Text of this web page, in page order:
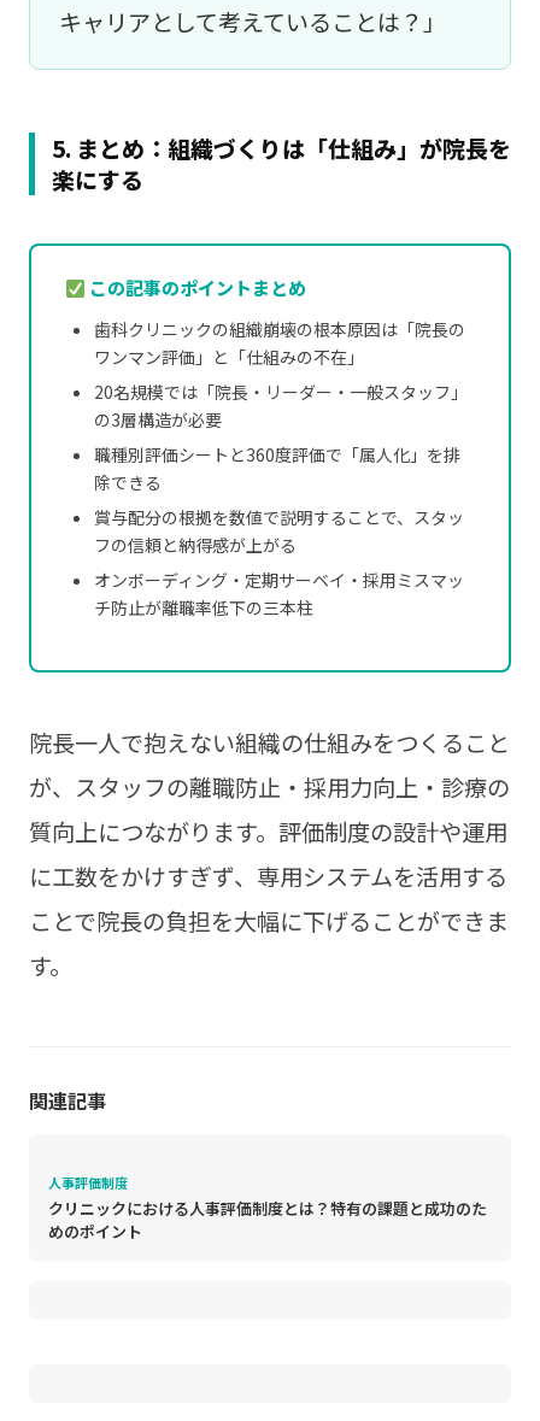
キャリアとして考えていることは？」
5. まとめ：組織づくりは「仕組み」が院長を
楽にする
この記事のポイントまとめ
歯科クリニックの組織崩壊の根本原因は「院長の
ワンマン評価」と「仕組みの不在」
20名規模では「院長・リーダー・一般スタッフ」
の3層構造が必要
職種別評価シートと360度評価で「属人化」を排
除できる
賞与配分の根拠を数値で説明することで、スタッ
フの信頼と納得感が上がる
オンボーディング・定期サーベイ・採用ミスマッ
チ防止が離職率低下の三本柱
院長一人で抱えない組織の仕組みをつくること
が、スタッフの離職防止・採用力向上・診療の
質向上につながります。評価制度の設計や運用
に工数をかけすぎず、専用システムを活用する
ことで院長の負担を大幅に下げることができま
す。
関連記事
人事評価制度
クリニックにおける人事評価制度とは？特有の課題と成功のた
めのポイント